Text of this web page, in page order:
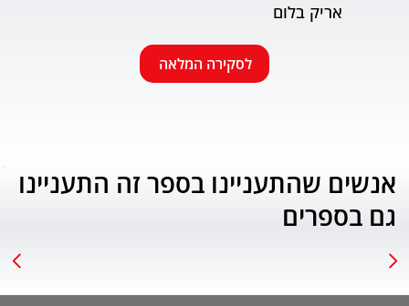
ורגשית בגובה העיניים של הילדים. מומלץ בחום.
אריק בלום
לסקירה המלאה
אנשים שהתעניינו בספר זה התעניינו
גם בספרים